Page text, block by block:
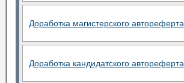
Доработка магистерского автореферта
Доработка кандидатского автореферта